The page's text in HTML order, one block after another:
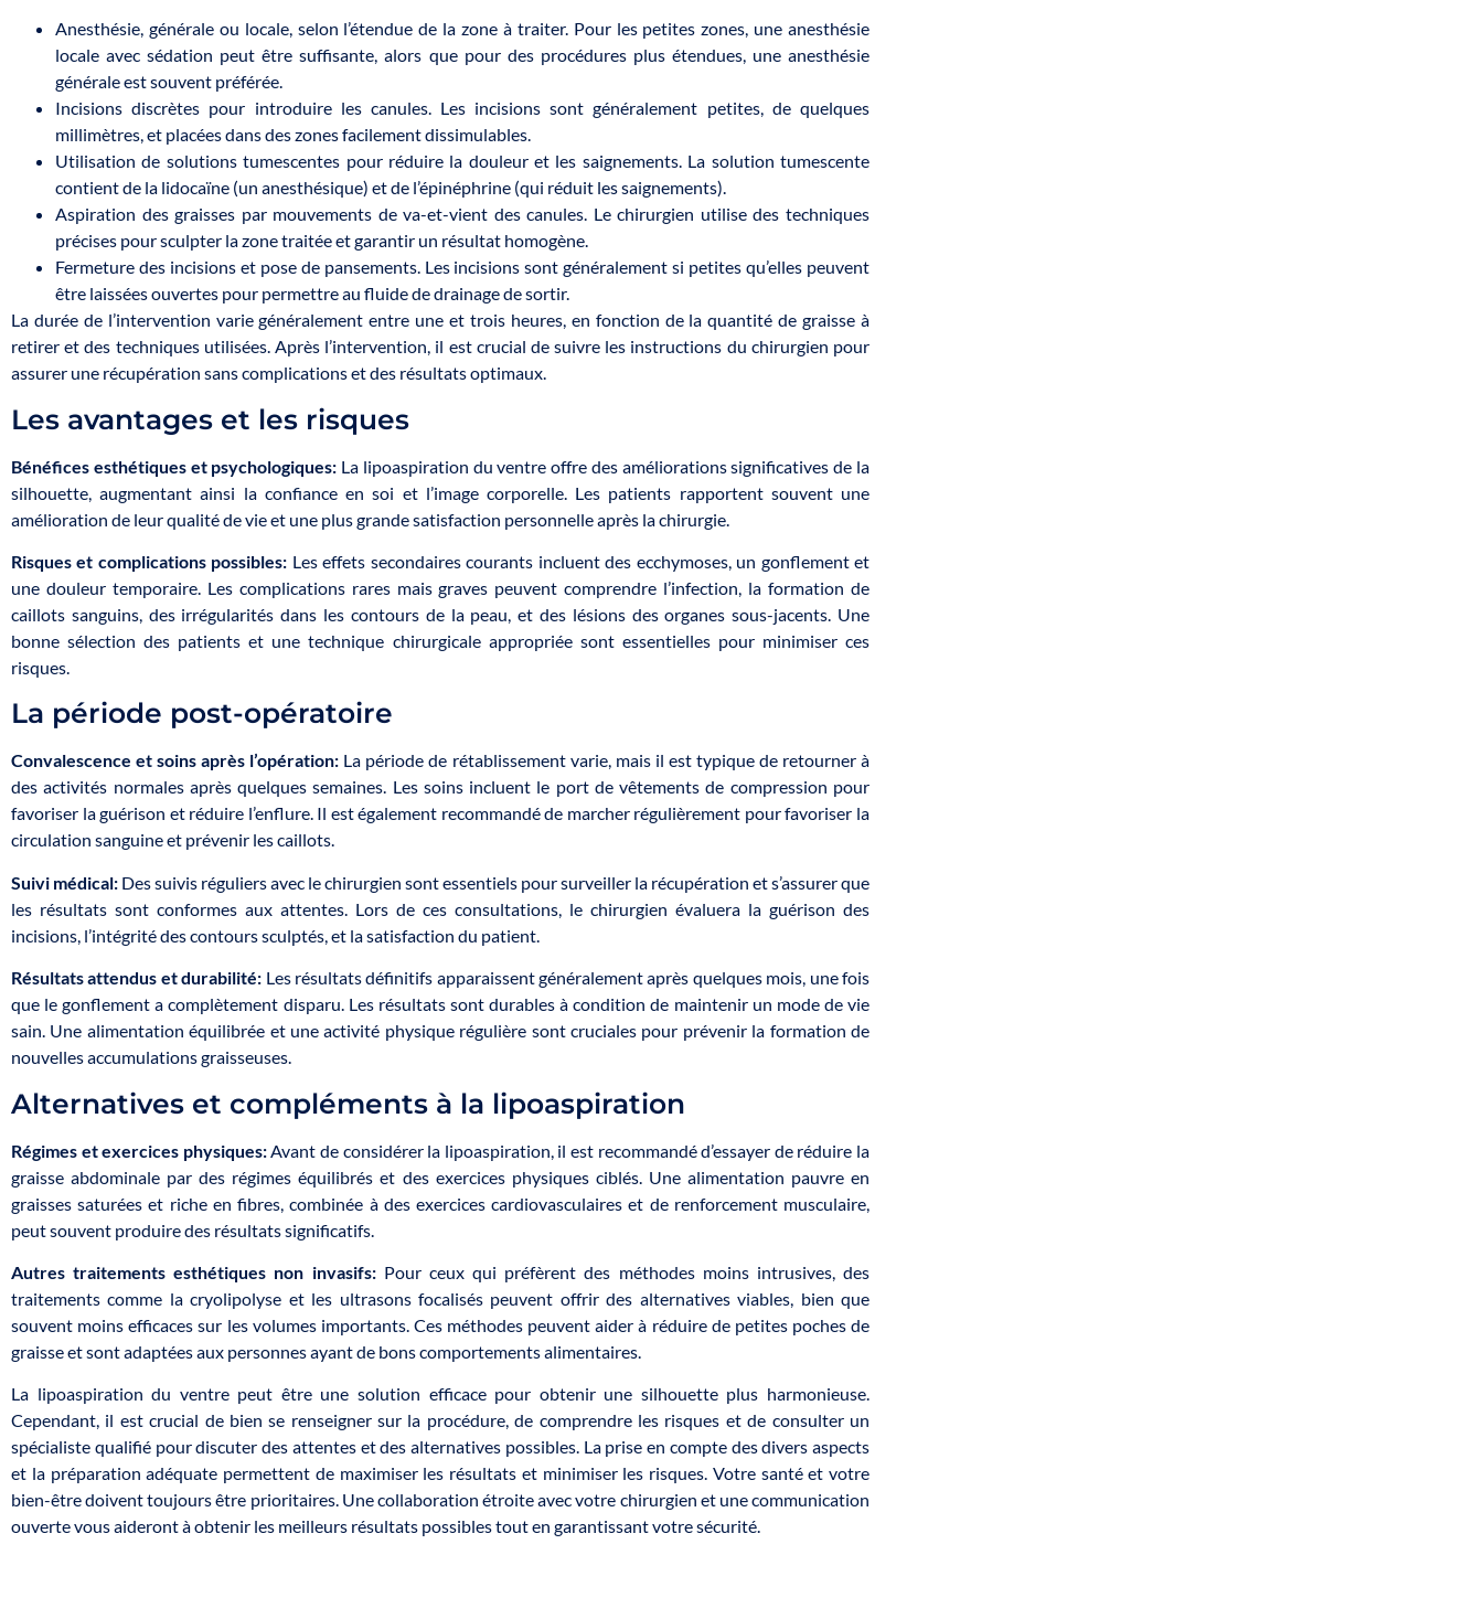
Anesthésie, générale ou locale, selon l’étendue de la zone à traiter. Pour les petites zones, une anesthésie
locale avec sédation peut être suffisante, alors que pour des procédures plus étendues, une anesthésie
générale est souvent préférée.
Incisions discrètes pour introduire les canules. Les incisions sont généralement petites, de quelques
millimètres, et placées dans des zones facilement dissimulables.
Utilisation de solutions tumescentes pour réduire la douleur et les saignements. La solution tumescente
contient de la lidocaïne (un anesthésique) et de l’épinéphrine (qui réduit les saignements).
Aspiration des graisses par mouvements de va-et-vient des canules. Le chirurgien utilise des techniques
précises pour sculpter la zone traitée et garantir un résultat homogène.
Fermeture des incisions et pose de pansements. Les incisions sont généralement si petites qu’elles peuvent
être laissées ouvertes pour permettre au fluide de drainage de sortir.
La durée de l’intervention varie généralement entre une et trois heures, en fonction de la quantité de graisse à
retirer et des techniques utilisées. Après l’intervention, il est crucial de suivre les instructions du chirurgien pour
assurer une récupération sans complications et des résultats optimaux.
Les avantages et les risques
Bénéfices esthétiques et psychologiques: La lipoaspiration du ventre offre des améliorations significatives de la
silhouette, augmentant ainsi la confiance en soi et l’image corporelle. Les patients rapportent souvent une
amélioration de leur qualité de vie et une plus grande satisfaction personnelle après la chirurgie.
Risques et complications possibles: Les effets secondaires courants incluent des ecchymoses, un gonflement et
une douleur temporaire. Les complications rares mais graves peuvent comprendre l’infection, la formation de
caillots sanguins, des irrégularités dans les contours de la peau, et des lésions des organes sous-jacents. Une
bonne sélection des patients et une technique chirurgicale appropriée sont essentielles pour minimiser ces
risques.
La période post-opératoire
Convalescence et soins après l’opération: La période de rétablissement varie, mais il est typique de retourner à
des activités normales après quelques semaines. Les soins incluent le port de vêtements de compression pour
favoriser la guérison et réduire l’enflure. Il est également recommandé de marcher régulièrement pour favoriser la
circulation sanguine et prévenir les caillots.
Suivi médical: Des suivis réguliers avec le chirurgien sont essentiels pour surveiller la récupération et s’assurer que
les résultats sont conformes aux attentes. Lors de ces consultations, le chirurgien évaluera la guérison des
incisions, l’intégrité des contours sculptés, et la satisfaction du patient.
Résultats attendus et durabilité: Les résultats définitifs apparaissent généralement après quelques mois, une fois
que le gonflement a complètement disparu. Les résultats sont durables à condition de maintenir un mode de vie
sain. Une alimentation équilibrée et une activité physique régulière sont cruciales pour prévenir la formation de
nouvelles accumulations graisseuses.
Alternatives et compléments à la lipoaspiration
Régimes et exercices physiques:Avant de considérer la lipoaspiration, il est recommandé d’essayer de réduire la
graisse abdominale par des régimes équilibrés et des exercices physiques ciblés. Une alimentation pauvre en
graisses saturées et riche en fibres, combinée à des exercices cardiovasculaires et de renforcement musculaire,
peut souvent produire des résultats significatifs.
Autres traitements esthétiques non invasifs:Pour ceux qui préfèrent des méthodes moins intrusives, des
traitements comme la cryolipolyse et les ultrasons focalisés peuvent offrir des alternatives viables, bien que
souvent moins efficaces sur les volumes importants. Ces méthodes peuvent aider à réduire de petites poches de
graisse et sont adaptées aux personnes ayant de bons comportements alimentaires.
La lipoaspiration du ventre peut être une solution efficace pour obtenir une silhouette plus harmonieuse.
Cependant, il est crucial de bien se renseigner sur la procédure, de comprendre les risques et de consulter un
spécialiste qualifié pour discuter des attentes et des alternatives possibles. La prise en compte des divers aspects
et la préparation adéquate permettent de maximiser les résultats et minimiser les risques. Votre santé et votre
bien-être doivent toujours être prioritaires. Une collaboration étroite avec votre chirurgien et une communication
ouverte vous aideront à obtenir les meilleurs résultats possibles tout en garantissant votre sécurité.